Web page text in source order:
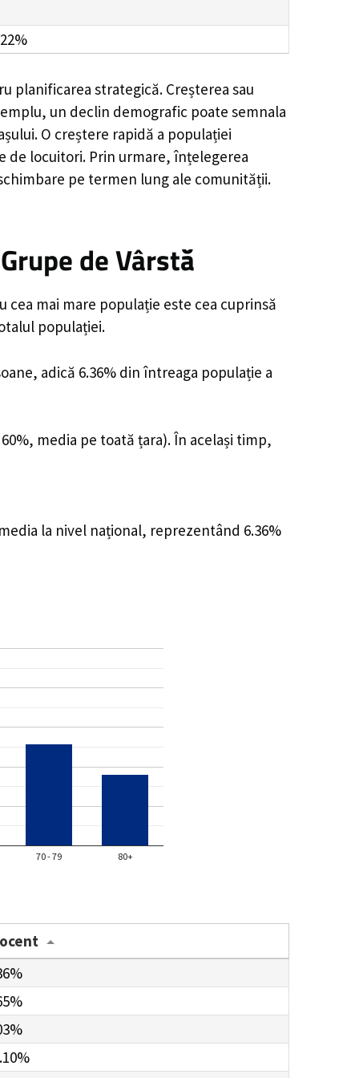
strategică. Creșterea sau
un declin demografic poate semnala
O creștere rapidă a populației
de locuitori. Prin urmare, înțelegerea
pe termen lung ale comunității.
de Vârstă
cea mai mare populație este cea cuprinsă
populației.
adică 6.36% din întreaga populație a
media pe toată țara). În același timp,
la nivel național, reprezentând 6.36%
70 - 79 80+